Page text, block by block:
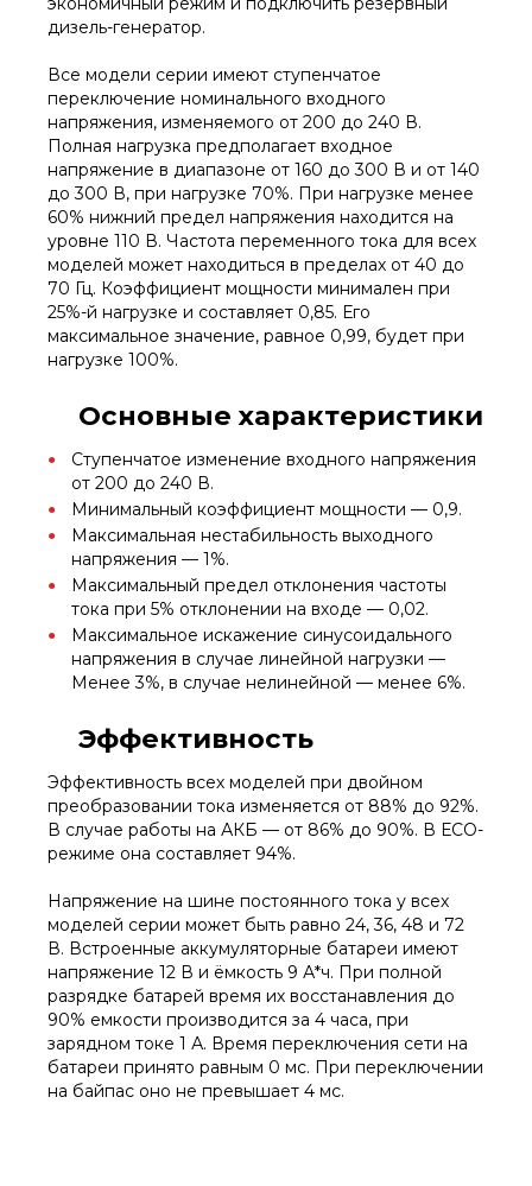
дизель-генератор.
Все модели серии имеют ступенчатое
переключение номинального входного
напряжения, изменяемого от 200 до 240 В.
Полная нагрузка предполагает входное
напряжение в диапазоне от 160 до 300 В и от 140
до 300 В, при нагрузке 70%. При нагрузке менее
60% нижний предел напряжения находится на
уровне 110 В. Частота переменного тока для всех
моделей может находиться в пределах от 40 до
70 Гц. Коэффициент мощности минимален при
25%-й нагрузке и составляет 0,85. Его
максимальное значение, равное 0,99, будет при
нагрузке 100%.
Основные характеристики
Ступенчатое изменение входного напряжения
от 200 до 240 В.
Минимальный коэффициент мощности — 0,9.
Максимальная нестабильность выходного
напряжения — 1%.
Максимальный предел отклонения частоты
тока при 5% отклонении на входе — 0,02.
Максимальное искажение синусоидального
напряжения в случае линейной нагрузки —
Менее 3%, в случае нелинейной — менее 6%.
Эффективность
Эффективность всех моделей при двойном
преобразовании тока изменяется от 88% до 92%.
В случае работы на АКБ — от 86% до 90%. В ЕСО-
режиме она составляет 94%.
Напряжение на шине постоянного тока у всех
моделей серии может быть равно 24, 36, 48 и 72
В. Встроенные аккумуляторные батареи имеют
напряжение 12 В и ёмкость 9 А*ч. При полной
разрядке батарей время их восстанавления до
90% емкости производится за 4 часа, при
зарядном токе 1 А. Время переключения сети на
батареи принято равным 0 мс. При переключении
на байпас оно не превышает 4 мс.